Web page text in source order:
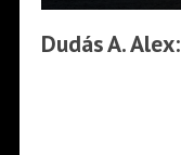
Dudás A.